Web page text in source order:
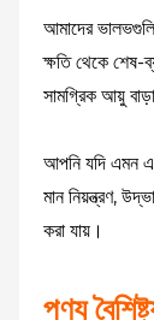
আমাদের ভালভগুলি
ক্ষতি থেকে শেষ-
সামগ্রিক আয়ু
আপনি যদি এমন
মান নিয়ন্ত্রণ,
করা যায়।
পণ্য